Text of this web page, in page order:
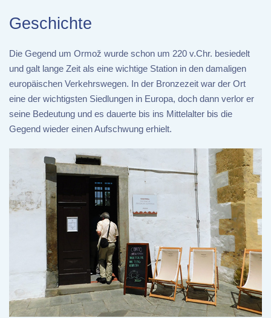
Geschichte
Die Gegend um Ormož wurde schon um 220 v.Chr. besiedelt
und galt lange Zeit als eine wichtige Station in den damaligen
europäischen Verkehrswegen. In der Bronzezeit war der Ort
eine der wichtigsten Siedlungen in Europa, doch dann verlor er
seine Bedeutung und es dauerte bis ins Mittelalter bis die
Gegend wieder einen Aufschwung erhielt.